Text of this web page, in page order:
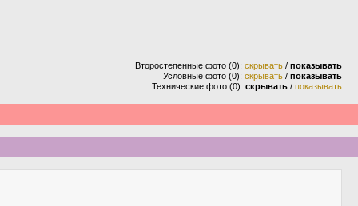
Второстепенные фото (0): скрывать / показывать
Условные фото (0): скрывать / показывать
Технические фото (0): скрывать / показывать